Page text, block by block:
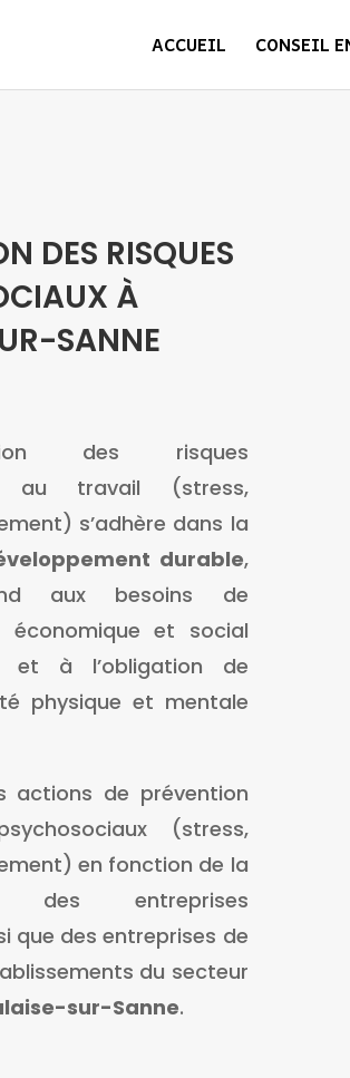
ACCUEIL CONSEIL
DES RISQUES
À
SANNE
des risques
au travail (stress,
s’adhère dans la
durable,
aux besoins de
économique et social
et à l’obligation de
physique et mentale
actions de prévention
(stress,
en fonction de la
des entreprises
que des entreprises de
du secteur
sur-Sanne.